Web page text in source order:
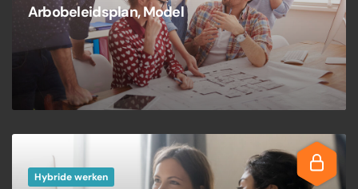
Arbobeleidsplan, Model
Hybride werken